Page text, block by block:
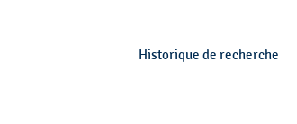
Historique de recherche